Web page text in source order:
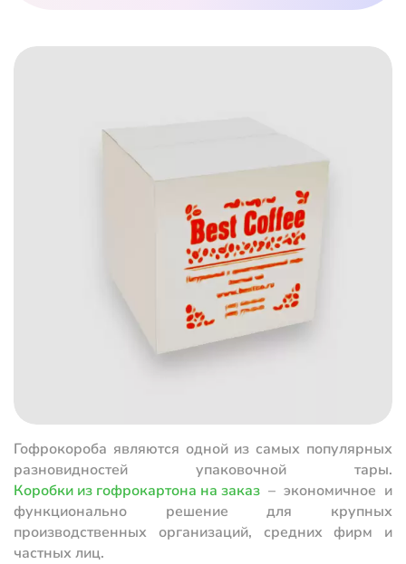
Гофрокороба являются одной из самых популярных
разновидностей упаковочной тары.
Коробки из гофрокартона на заказ – экономичное и
функционально решение для крупных
производственных организаций, средних фирм и
частных лиц.